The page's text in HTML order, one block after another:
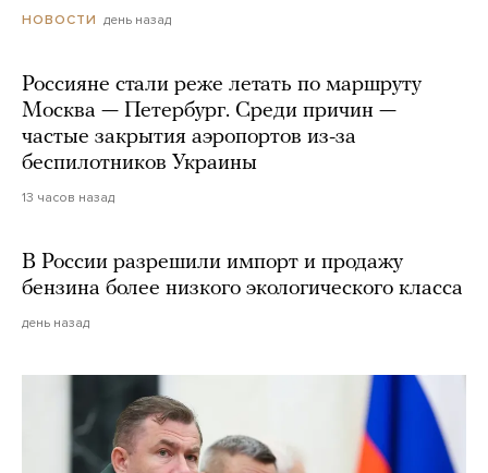
НОВОСТИ день назад
Россияне стали реже летать по маршруту
Москва — Петербург. Среди причин —
частые закрытия аэропортов из-за
беспилотников Украины
13 часов назад
В России разрешили импорт и продажу
бензина более низкого экологического класса
день назад